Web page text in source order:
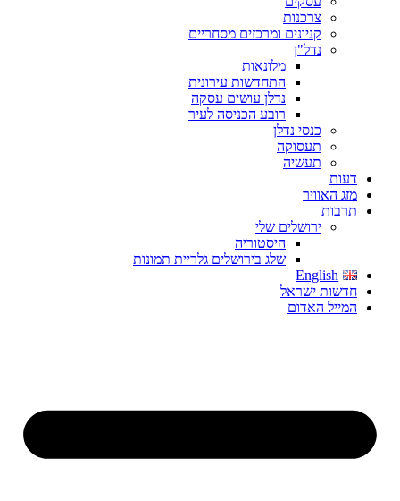
צרכנות
קניונים ומרכזים מסחריים
נדל"ן
מלונאות
התחדשות עירונית
נדלן עושים עסקה
רובע הכניסה לעיר
כנסי נדלן
תעסוקה
תעשיה
דעות
מזג האוויר
תרבות
ירושלים שלי
היסטוריה
שלג בירושלים גלריית תמונות
English
חדשות ישראל
המייל האדום